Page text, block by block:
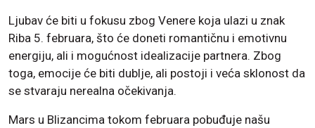
Ljubav će biti u fokusu zbog Venere koja ulazi u znak
Riba 5. februara, što će doneti romantičnu i emotivnu
energiju, ali i mogućnost idealizacije partnera. Zbog
toga, emocije će biti dublje, ali postoji i veća sklonost da
se stvaraju nerealna očekivanja.
Mars u Blizancima tokom februara pobuđuje našu